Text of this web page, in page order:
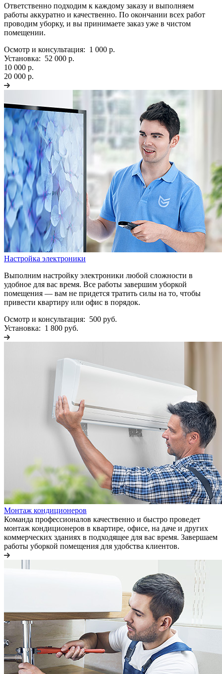
Ответственно подходим к каждому заказу и выполняем
работы аккуратно и качественно. По окончании всех работ
проводим уборку, и вы принимаете заказ уже в чистом
помещении.
Осмотр и консультация: 1 000 р.
Установка: 52 000 р.
10 000 р.
20 000 р.
Настройка электроники
Выполним настройку электроники любой сложности в
удобное для вас время. Все работы завершим уборкой
помещения — вам не придется тратить силы на то, чтобы
привести квартиру или офис в порядок.
Осмотр и консультация: 500 руб.
Установка: 1 800 руб.
Монтаж кондиционеров
Команда профессионалов качественно и быстро проведет
монтаж кондиционеров в квартире, офисе, на даче и других
коммерческих зданиях в подходящее для вас время. Завершаем
работы уборкой помещения для удобства клиентов.